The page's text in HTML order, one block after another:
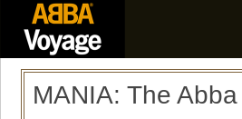
MANIA: The